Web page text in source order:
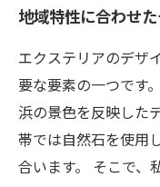
地域特性に合わせ
エクステリアのデザ
要な要素の一つです
浜の景色を反映した
帯では自然石を使用
合います。 そこで、